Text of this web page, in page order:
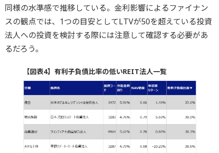
同様の水準感で推移している。金利影響によるファイナン
スの観点では、1つの目安としてLTVが50を超えている投資
法人への投資を検討する際には注意して確認する必要があ
るだろう。
【図表4】有利子負債比率の低いREIT法人一覧